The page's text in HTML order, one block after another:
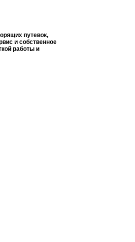
путевок,
и собственное
работы и